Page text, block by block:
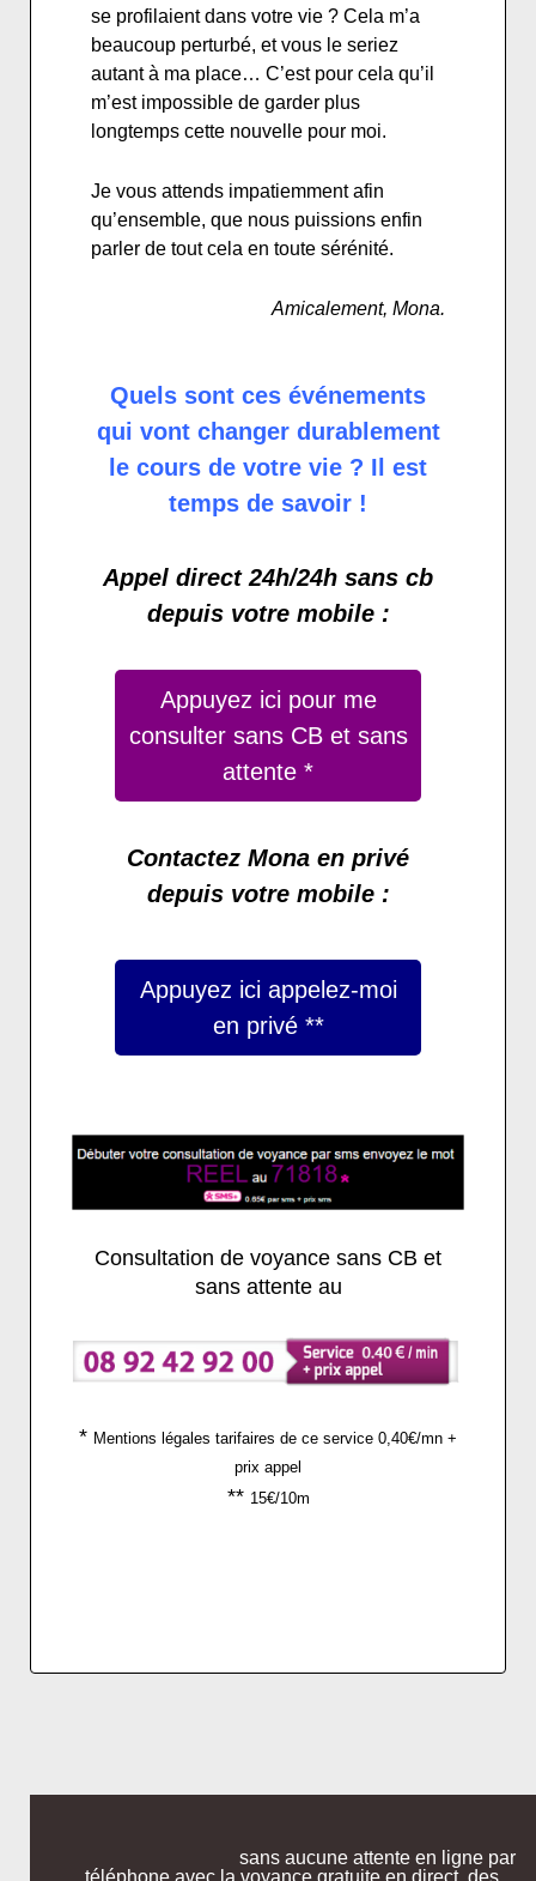
se profilaient dans votre vie ? Cela m’a
beaucoup perturbé, et vous le seriez
autant à ma place… C’est pour cela qu’il
m’est impossible de garder plus
longtemps cette nouvelle pour moi.
Je vous attends impatiemment afin
qu’ensemble, que nous puissions enfin
parler de tout cela en toute sérénité.
Amicalement, Mona.
Quels sont ces événements
qui vont changer durablement
le cours de votre vie ? Il est
temps de savoir !
Appel direct 24h/24h sans cb
depuis votre mobile :
Appuyez ici pour me
consulter sans CB et sans
attente *
Contactez Mona en privé
depuis votre mobile :
Appuyez ici appelez-moi
en privé **
Consultation de voyance sans CB et
sans attente au
* Mentions légales tarifaires de ce service 0,40€/mn +
prix appel
** 15€/10m
sans aucune attente en ligne par